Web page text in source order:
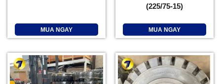
MUA NGAY
(225/75-15)
MUA NGAY